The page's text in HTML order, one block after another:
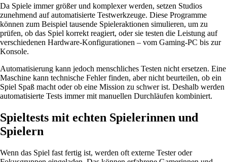
Da Spiele immer größer und komplexer werden, setzen Studios
zunehmend auf automatisierte Testwerkzeuge. Diese Programme
können zum Beispiel tausende Spieleraktionen simulieren, um zu
prüfen, ob das Spiel korrekt reagiert, oder sie testen die Leistung auf
verschiedenen Hardware-Konfigurationen – vom Gaming-PC bis zur
Konsole.
Automatisierung kann jedoch menschliches Testen nicht ersetzen. Eine
Maschine kann technische Fehler finden, aber nicht beurteilen, ob ein
Spiel Spaß macht oder ob eine Mission zu schwer ist. Deshalb werden
automatisierte Tests immer mit manuellen Durchläufen kombiniert.
Spieltests mit echten Spielerinnen und
Spielern
Wenn das Spiel fast fertig ist, werden oft externe Tester oder